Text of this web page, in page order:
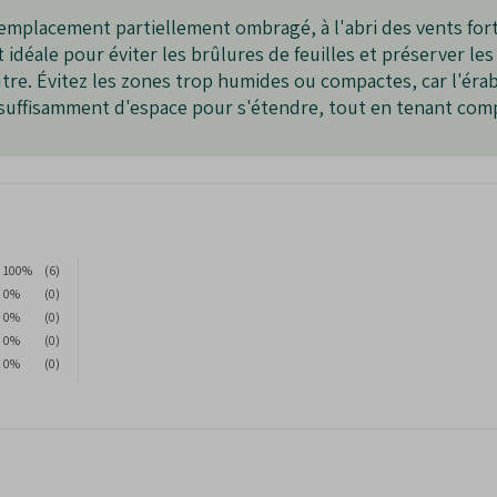
ou en pleine terre.
il convient aux jardiniers débutants comme confirmés.
partiellement ombragé, à l'abri des vents
pour éviter les brûlures de feuilles et préserver
Évitez les zones trop humides ou compactes, car
d'espace pour s'étendre, tout en tenant
100%
(6)
0%
(0)
0%
(0)
0%
(0)
0%
(0)